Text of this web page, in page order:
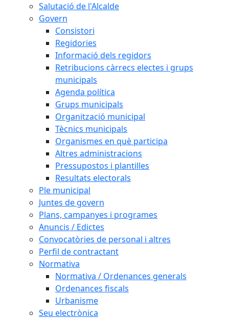
Salutació de l'Alcalde
Govern
Consistori
Regidories
Informació dels regidors
Retribucions càrrecs electes i grups
municipals
Agenda política
Grups municipals
Organització municipal
Tècnics municipals
Organismes en què participa
Altres administracions
Pressupostos i plantilles
Resultats electorals
Ple municipal
Juntes de govern
Plans, campanyes i programes
Anuncis / Edictes
Convocatòries de personal i altres
Perfil de contractant
Normativa
Normativa / Ordenances generals
Ordenances fiscals
Urbanisme
Seu electrònica